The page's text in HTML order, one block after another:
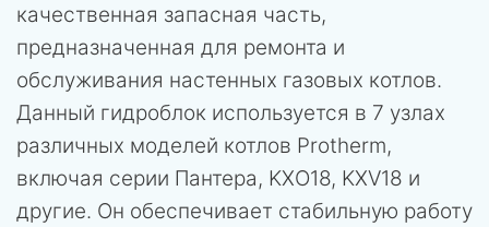
качественная запасная часть,
предназначенная для ремонта и
обслуживания настенных газовых котлов.
Данный гидроблок используется в 7 узлах
различных моделей котлов Protherm,
включая серии Пантера, KXO18, KXV18 и
другие. Он обеспечивает стабильную работу